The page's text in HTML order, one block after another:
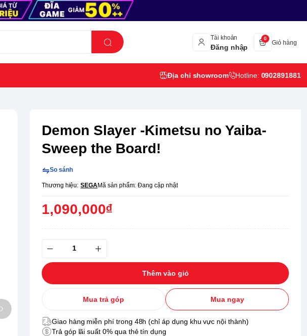
Tài khoản
Đăng nhập
0
Giỏ hàng
Địa chỉ showroom Hotline: 0902891881
Demon Slayer -Kimetsu no Yaiba-
Sweep the Board!
So sánh
Thương hiệu: SEGAMã sản phẩm: Đang cập nhật
1,090,000₫
Thêm vào giỏ
Mua trả góp Mua ngay
Giao hàng miễn phí trong 48h (chỉ áp dụng khu vực nội thành)
Trả góp lãi suất 0% qua thẻ tín dụng